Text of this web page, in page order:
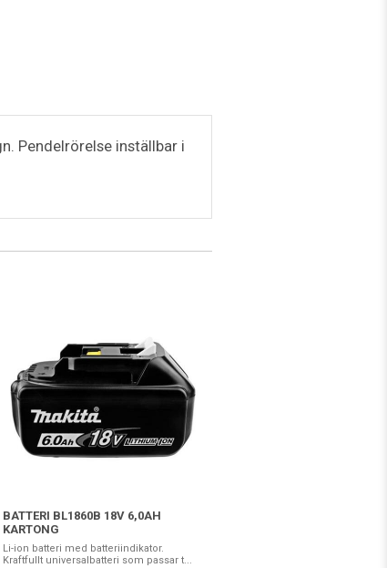
Pendelrörelse inställbar i
BATTERI BL1860B 18V 6,0AH
KARTONG
Li-ion batteri med batteriindikator.
Kraftfullt universalbatteri som passar t...